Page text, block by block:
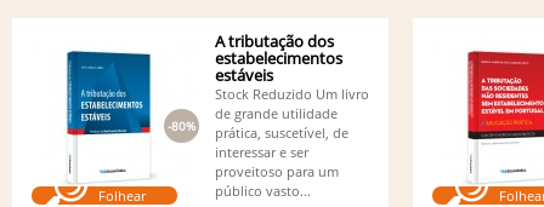
Folhear
-80%
A tributação dos
estabelecimentos
estáveis
Stock Reduzido Um livro
de grande utilidade
prática, suscetível, de
interessar e ser
proveitoso para um
público vasto...